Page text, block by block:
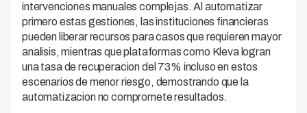
intervenciones manuales complejas. Al automatizar
primero estas gestiones, las instituciones financieras
pueden liberar recursos para casos que requieren mayor
analisis, mientras que plataformas como Kleva logran
una tasa de recuperacion del 73% incluso en estos
escenarios de menor riesgo, demostrando que la
automatizacion no compromete resultados.